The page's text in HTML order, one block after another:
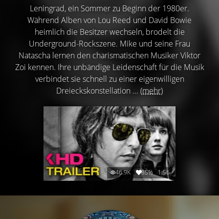
Leningrad, ein Sommer zu Beginn der 1980er.
Während Alben von Lou Reed und David Bowie
heimlich die Besitzer wechseln, brodelt die
Underground-Rockszene. Mike und seine Frau
Natascha lernen den charismatischen Musiker Viktor
Zoi kennen. Ihre unbändige Leidenschaft für die Musik
verbindet sie schnell zu einer eigenwilligen
Dreieckskonstellation ... (mehr)
46.9K 85% 1:56